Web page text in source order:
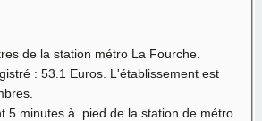
de la station métro La Fourche.
: 53.1 Euros. L'établissement est
5 minutes à pied de la station de métro